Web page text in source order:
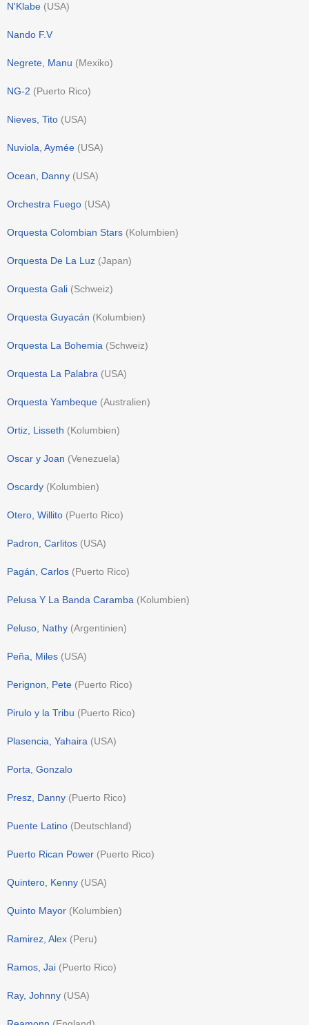
N'Klabe (USA)
Nando F.V
Negrete, Manu (Mexiko)
NG-2 (Puerto Rico)
Nieves, Tito (USA)
Nuviola, Aymée (USA)
Ocean, Danny (USA)
Orchestra Fuego (USA)
Orquesta Colombian Stars (Kolumbien)
Orquesta De La Luz (Japan)
Orquesta Gali (Schweiz)
Orquesta Guyacán (Kolumbien)
Orquesta La Bohemia (Schweiz)
Orquesta La Palabra (USA)
Orquesta Yambeque (Australien)
Ortiz, Lisseth (Kolumbien)
Oscar y Joan (Venezuela)
Oscardy (Kolumbien)
Otero, Willito (Puerto Rico)
Padron, Carlitos (USA)
Pagán, Carlos (Puerto Rico)
Pelusa Y La Banda Caramba (Kolumbien)
Peluso, Nathy (Argentinien)
Peña, Miles (USA)
Perignon, Pete (Puerto Rico)
Pirulo y la Tribu (Puerto Rico)
Plasencia, Yahaira (USA)
Porta, Gonzalo
Presz, Danny (Puerto Rico)
Puente Latino (Deutschland)
Puerto Rican Power (Puerto Rico)
Quintero, Kenny (USA)
Quinto Mayor (Kolumbien)
Ramirez, Alex (Peru)
Ramos, Jai (Puerto Rico)
Ray, Johnny (USA)